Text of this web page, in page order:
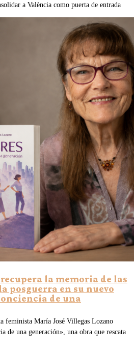
a València como puerta de entrada
la memoria de las
posguerra en su nuevo
de una
feminista María José Villegas Lozano
de una generación», una obra que rescata